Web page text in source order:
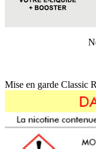
Mise en garde Classic